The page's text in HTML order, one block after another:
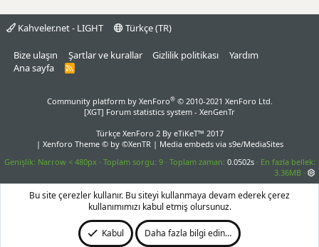
Kahveler.net - LIGHT Türkçe (TR)
Bize ulaşın Şartlar ve kurallar Gizlilik politikası
Yardım
Ana sayfa
R
Community platform by XenForo® © 2010-2021 XenForo Ltd.
[XGT] Forum statistics system - XenGenTr
Türkçe XenForo 2By eTiKeT™ 2017
| Xenforo Theme© by ©XenTR| Media embeds via s9e/MediaSites
Genişlik
Toplam sorgu 9 Toplam zaman 0.0502s
En fazla bellek
3.36MB
Bu site çerezler kullanır. Bu siteyi kullanmaya devam ederek çerez
kullanımımızı kabul etmiş olursunuz.
Kabul Daha fazla bilgi edin…